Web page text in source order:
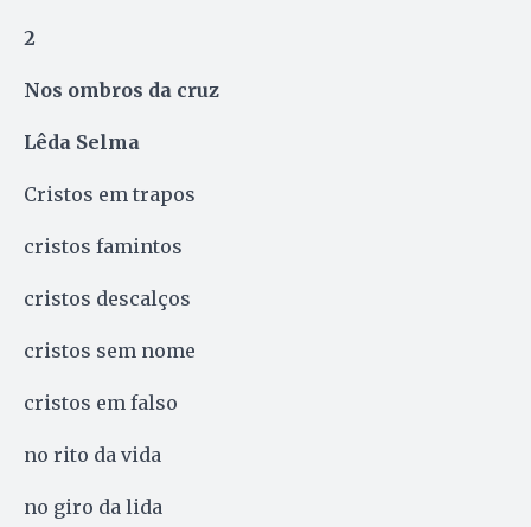
2
Nos ombros da cruz
Lêda Selma
Cristos em trapos
cristos famintos
cristos descalços
cristos sem nome
cristos em falso
no rito da vida
no giro da lida